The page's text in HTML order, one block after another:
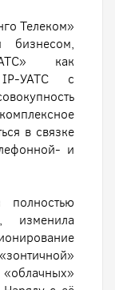
Телеком»
бизнесом,
как
IP-УАТС с
в связке
и
изменила